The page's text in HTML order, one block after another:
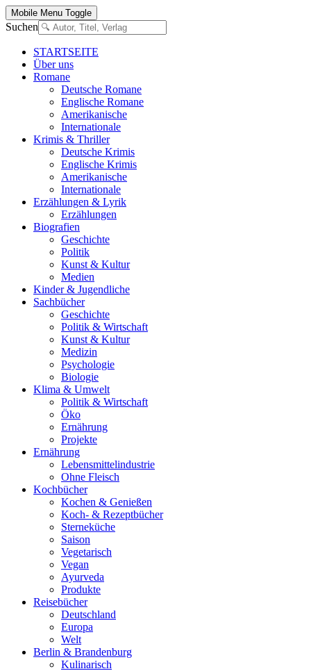
Mobile Menu Toggle
Suchen
STARTSEITE
Über uns
Romane
Deutsche Romane
Englische Romane
Amerikanische
Internationale
Krimis & Thriller
Deutsche Krimis
Englische Krimis
Amerikanische
Internationale
Erzählungen & Lyrik
Erzählungen
Biografien
Geschichte
Politik
Kunst & Kultur
Medien
Kinder & Jugendliche
Sachbücher
Geschichte
Politik & Wirtschaft
Kunst & Kultur
Medizin
Psychologie
Biologie
Klima & Umwelt
Politik & Wirtschaft
Öko
Ernährung
Projekte
Ernährung
Lebensmittelindustrie
Ohne Fleisch
Kochbücher
Kochen & Genießen
Koch- & Rezeptbücher
Sterneküche
Saison
Vegetarisch
Vegan
Ayurveda
Produkte
Reisebücher
Deutschland
Europa
Welt
Berlin & Brandenburg
Kulinarisch